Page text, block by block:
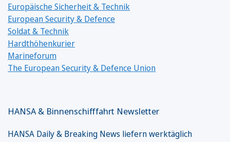
Europäische Sicherheit & Technik
European Security & Defence
Soldat & Technik
Hardthöhenkurier
Marineforum
The European Security & Defence Union
HANSA & Binnenschifffahrt Newsletter
HANSA Daily & Breaking News liefern werktäglich